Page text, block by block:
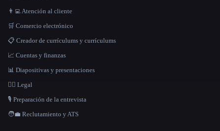
👨‍💻 Atención al cliente
🛒 Comercio electrónico
📋 Creador de currículums y currículums
📈 Cuentas y finanzas
📊 Diapositivas y presentaciones
👩‍⚖️ Legal
🎙️ Preparación de la entrevista
🧑‍💼 Reclutamiento y ATS